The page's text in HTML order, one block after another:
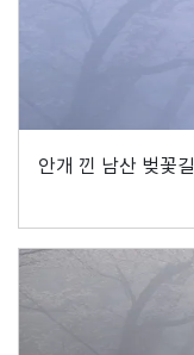
안개 낀 남산 벚꽃길